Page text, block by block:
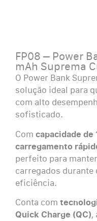
FP08 – Power
mAh Suprema
O Power Bank
solução ideal para
com alto
sofisticado.
Com capacidade de
carregamento
perfeito para
carregados durante
eficiência.
Conta com
Quick Charge (QC),